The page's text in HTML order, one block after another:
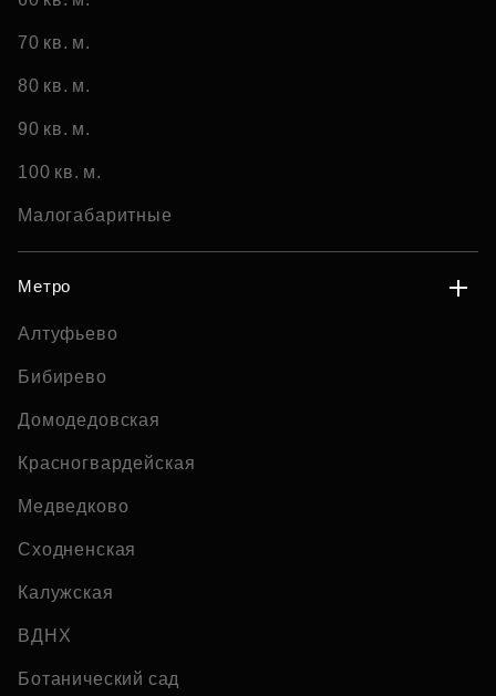
70 кв. м.
80 кв. м.
90 кв. м.
100 кв. м.
Малогабаритные
Метро
Алтуфьево
Бибирево
Домодедовская
Красногвардейская
Медведково
Сходненская
Калужская
ВДНХ
Ботанический сад